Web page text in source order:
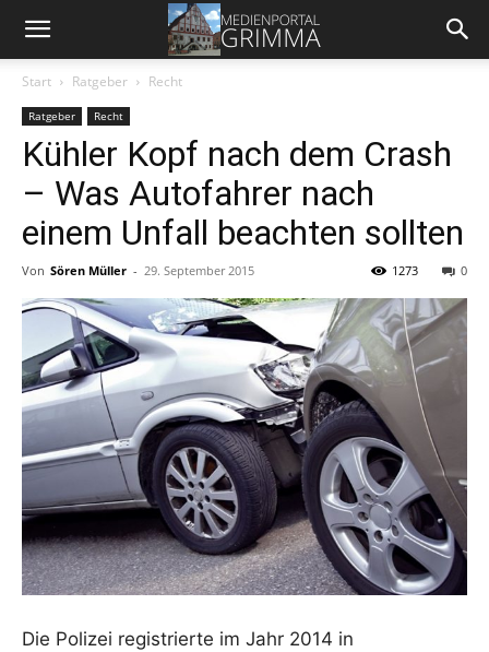
Start Ratgeber Recht
Ratgeber Recht
Kühler Kopf nach dem Crash
– Was Autofahrer nach
einem Unfall beachten sollten
Von Sören Müller - 29. September 2015 0
1273
Die Polizei registrierte im Jahr 2014 in